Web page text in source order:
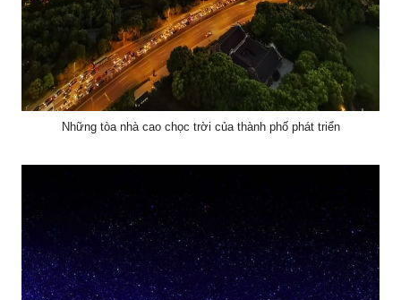
Những tòa nhà cao chọc trời của thành phố phát triển